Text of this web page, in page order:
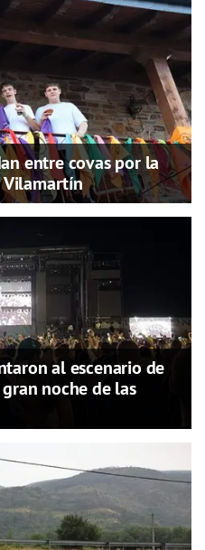
entre covas por la
al escenario de
noche de las